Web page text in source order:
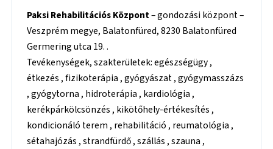
Paksi Rehabilitációs Központ– gondozási központ –
Veszprém megye, Balatonfüred, 8230 Balatonfüred
Germering utca 19. .
Tevékenységek, szakterületek: egészségügy ,
étkezés , fizikoterápia , gyógyászat , gyógymasszázs
, gyógytorna , hidroterápia , kardiológia ,
kerékpárkölcsönzés , kikötőhely-értékesítés ,
kondicionáló terem , rehabilitáció , reumatológia ,
sétahajózás , strandfürdő , szállás , szauna ,